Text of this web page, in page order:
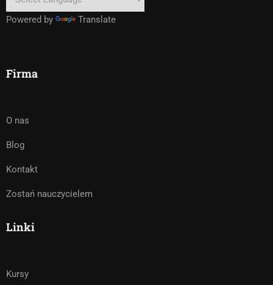
Powered by Translate
Firma
O nas
Blog
Kontakt
Zostań nauczycielem
Linki
Kursy